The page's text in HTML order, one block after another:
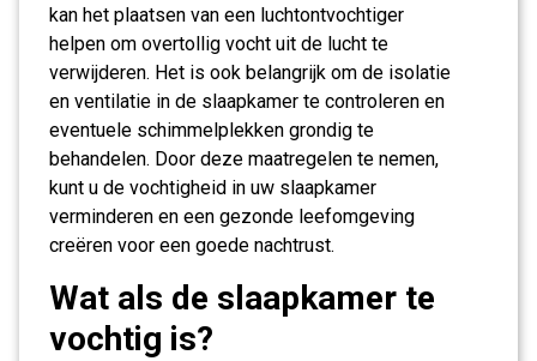
kan het plaatsen van een luchtontvochtiger
helpen om overtollig vocht uit de lucht te
verwijderen. Het is ook belangrijk om de isolatie
en ventilatie in de slaapkamer te controleren en
eventuele schimmelplekken grondig te
behandelen. Door deze maatregelen te nemen,
kunt u de vochtigheid in uw slaapkamer
verminderen en een gezonde leefomgeving
creëren voor een goede nachtrust.
Wat als de slaapkamer te
vochtig is?